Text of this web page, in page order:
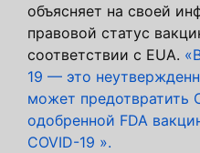
объясняет на своей
правовой статус
соответствии с EUA.
19 — это
может предотвратить
одобренной FDA
COVID-19 ».